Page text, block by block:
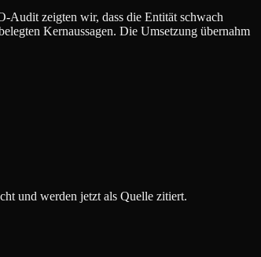
Audit zeigten wir, dass die Entität schwach
Kernaussagen. Die Umsetzung übernahm
und werden jetzt als Quelle zitiert.